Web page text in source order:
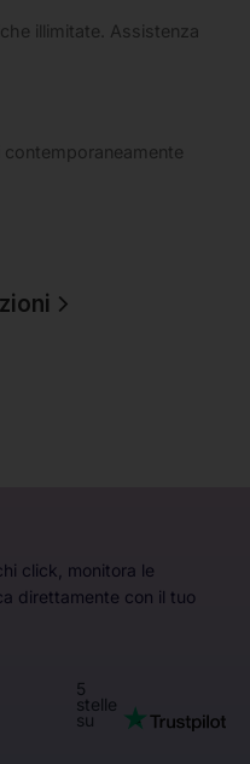
illimitate. Assistenza
click, monitora le
direttamente con il tuo
5
stelle
su